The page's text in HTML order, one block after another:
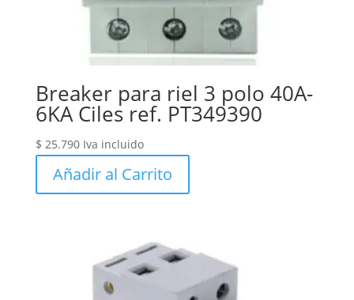
Breaker para riel 3 polo 40A-
6KA Ciles ref. PT349390
$ 25.790 Iva incluido
Añadir al Carrito